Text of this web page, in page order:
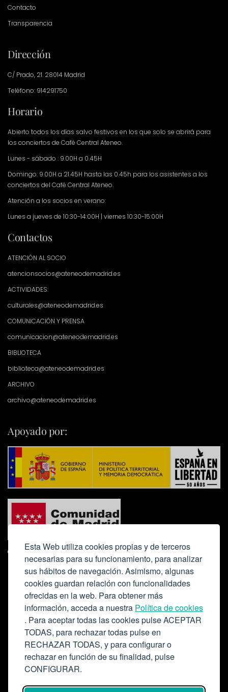
Esta Web utiliza cookies propias y de terceros
necesarias para su funcionamiento, para analizar
sus hábitos de navegación. Asimismo, algunas
cookies guardan relación con funcionalidades
ofrecidas en la web. Para obtener más
información, acceda a nuestra Política de cookies
. Para aceptar todas las cookies pulse ACEPTAR
TODAS, para rechazar todas pulse en
RECHAZAR TODAS, y para configurar o
rechazar en función de su finalidad, pulse
CONFIGURAR.
Contacto
Transparencia
Dirección
C/ Prado, 21. 28014 Madrid
Teléfono: 914291750
Horario
Abierto todos los días salvo festivos en los que solo se abrirá para
los conciertos de Café Central Ateneo.
Lunes - sábado : 9.00H a 0.45H
Domingo: 9.00H a 21.45H hasta las 0.45h para los asistentes a los
conciertos del Café Central Ateneo.
Atención a los socios en verano:
Lunes a jueves de 10:30-14:00H | viernes 10:30-15:00H
Contactos
ATENCIÓN AL SOCIO
atencionsocios@ateneodemadrid.es
ACTIVIDADES:
culturales@ateneodemadrid.es
COMUNICACIÓN Y PRENSA
comunicacion@ateneodemadrid.es
BIBLIOTECA
biblioteca@ateneodemadrid.es
ARCHIVO
archivo@ateneodemadrid.es
Apoyado por:
Colabora: